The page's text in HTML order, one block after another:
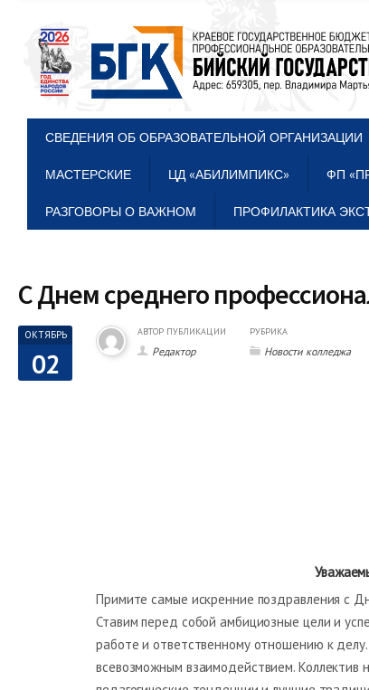
СВЕДЕНИЯ ОБ ОБРАЗОВАТЕЛЬНОЙ ОРГАНИЗАЦИИ
МАСТЕРСКИЕ ЦД «АБИЛИМПИКС» ФП
РАЗГОВОРЫ О ВАЖНОМ ПРОФИЛАКТИКА
С Днем среднего
ОКТЯБРЬ
02
АВТОР ПУБЛИКАЦИИ
Редактор
РУБРИКА
Новости колледжа
Примите самые искренние поздравления с
Ставим перед собой амбициозные цели и
работе и ответственному отношению к
всевозможным взаимодействием.